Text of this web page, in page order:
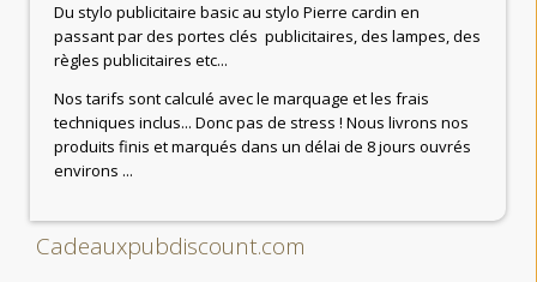
Du stylo publicitaire basic au stylo Pierre cardin en
passant par des portes clés publicitaires, des lampes, des
règles publicitaires etc...
Nos tarifs sont calculé avec le marquage et les frais
techniques inclus... Donc pas de stress ! Nous livrons nos
produits finis et marqués dans un délai de 8 jours ouvrés
environs ...
Cadeauxpubdiscount.com